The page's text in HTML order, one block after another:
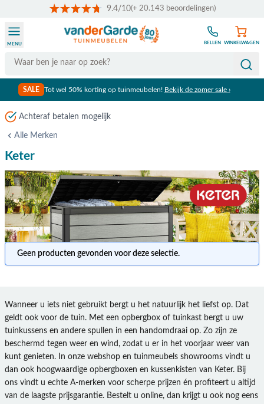
9.4/10(+ 20.143 beoordelingen)
Search
MENU BELLEN WINKELWAGEN
SALE Tot wel 50% korting op tuinmeubelen! Bekijk de zomer sale ›
Alle Merken
Keter
Geen producten gevonden voor deze selectie.
Wanneer u iets niet gebruikt bergt u het natuurlijk het liefst op. Dat
geldt ook voor de tuin. Met een opbergbox of tuinkast bergt u uw
tuinkussens en andere spullen in een handomdraai op. Zo zijn ze
beschermd tegen weer en wind, zodat u er in het voorjaar weer van
kunt genieten. In onze webshop en tuinmeubels showrooms vindt u
dan ook hoogwaardige opbergboxen en kussenkisten van Keter. Bij
ons vindt u echte A-merken voor scherpe prijzen én profiteert u altijd
van de laagste prijsgarantie. Bestelt u online, dan krijgt u ook nog eens